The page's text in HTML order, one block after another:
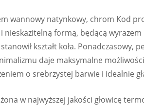
wannowy natynkowy, chrom Kod
nieskazitelną formą, będącą
kształt koła. Ponadczasowy,
daje maksymalne
o srebrzystej barwie i idealnie
w najwyższej jakości głowicę